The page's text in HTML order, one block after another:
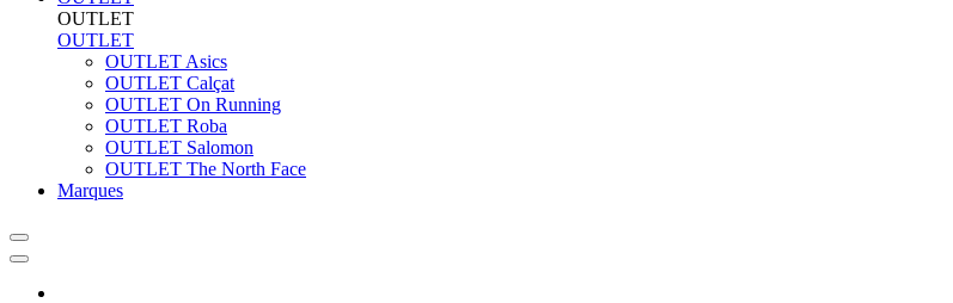
OUTLET
OUTLET
OUTLET Asics
OUTLET Calçat
OUTLET On Running
OUTLET Roba
OUTLET Salomon
OUTLET The North Face
Marques